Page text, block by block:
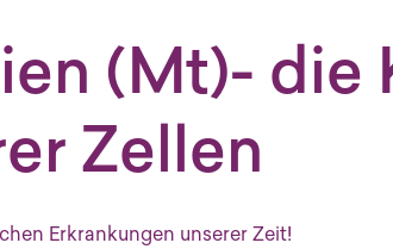
(Mt)-
Zel­len
Erkrankungen unserer Zeit!